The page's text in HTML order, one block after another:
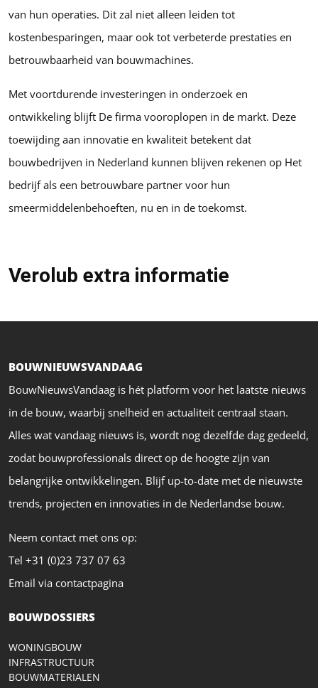
van hun operaties. Dit zal niet alleen leiden tot
kostenbesparingen, maar ook tot verbeterde prestaties en
betrouwbaarheid van bouwmachines.
Met voortdurende investeringen in onderzoek en
ontwikkeling blijft De firma vooroplopen in de markt. Deze
toewijding aan innovatie en kwaliteit betekent dat
bouwbedrijven in Nederland kunnen blijven rekenen op Het
bedrijf als een betrouwbare partner voor hun
smeermiddelenbehoeften, nu en in de toekomst.
Verolub extra informatie
BOUWNIEUWSVANDAAG
BouwNieuwsVandaag is hét platform voor het laatste nieuws
in de bouw, waarbij snelheid en actualiteit centraal staan.
Alles wat vandaag nieuws is, wordt nog dezelfde dag gedeeld,
zodat bouwprofessionals direct op de hoogte zijn van
belangrijke ontwikkelingen. Blijf up-to-date met de nieuwste
trends, projecten en innovaties in de Nederlandse bouw.
Neem contact met ons op:
Tel +31 (0)23 737 07 63
Email via contactpagina
BOUWDOSSIERS
WONINGBOUW
INFRASTRUCTUUR
BOUWMATERIALEN